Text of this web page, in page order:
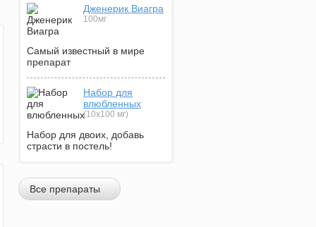
Дженерик Виагра
100мг
Самый известный в мире
препарат
Набор для
влюбленных
(10х100 мг)
Набор для двоих, добавь
страсти в постель!
Все препараты